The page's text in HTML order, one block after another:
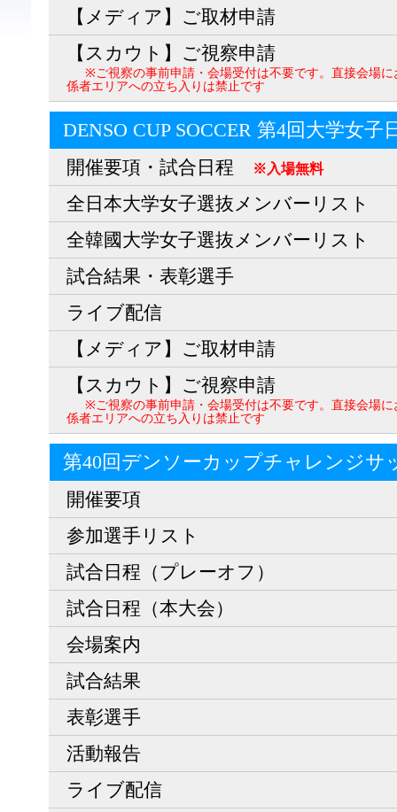
【メディア】ご取材申請
【スカウト】ご視察申請
※ご視察の事前申請・会場受付は不要です。直接会場
係者エリアへの立ち入りは禁止です
DENSO CUP SOCCER 第4回大学女子
開催要項・試合日程 ※入場無料
全日本大学女子選抜メンバーリスト
全韓國大学女子選抜メンバーリスト
試合結果・表彰選手
ライブ配信
【メディア】ご取材申請
【スカウト】ご視察申請
※ご視察の事前申請・会場受付は不要です。直接会場
係者エリアへの立ち入りは禁止です
第40回デンソーカップチャレンジサ
開催要項
参加選手リスト
試合日程（プレーオフ）
試合日程（本大会）
会場案内
試合結果
表彰選手
活動報告
ライブ配信